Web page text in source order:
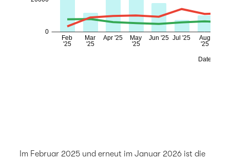
Im Februar 2025 und erneut im Januar 2026 ist die